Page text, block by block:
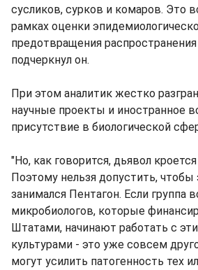
сусликов, сурков и комаров. Это
рамках оценки
предотвращения
подчеркнул он.
При этом аналитик жестко
научные проекты и иностранное
присутствие в биологической
"Но, как говорится, дьявол
Поэтому нельзя допустить,
занимался Пентагон. Если группа
микробиологов, которые
Штатами, начинают работать с
культурами - это уже совсем
могут усилить патогенность тех